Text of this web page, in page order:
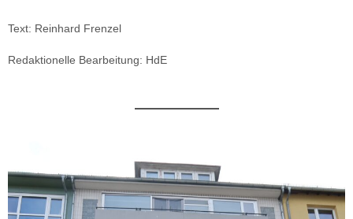
Text: Reinhard Frenzel
Redaktionelle Bearbeitung: HdE